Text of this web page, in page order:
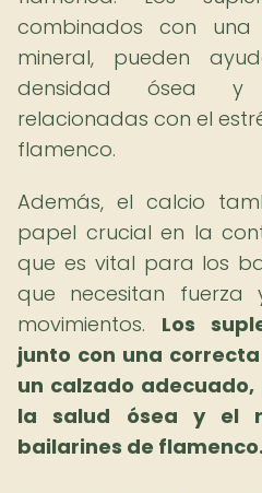
combinados con
mineral, pueden
densidad ósea y
relacionadas con el
flamenco.
Además, el calcio
papel crucial en la
que es vital para los
que necesitan fuerza
movimientos. Los
junto con una
un calzado
la salud ósea y el
bailarines de flamenco.